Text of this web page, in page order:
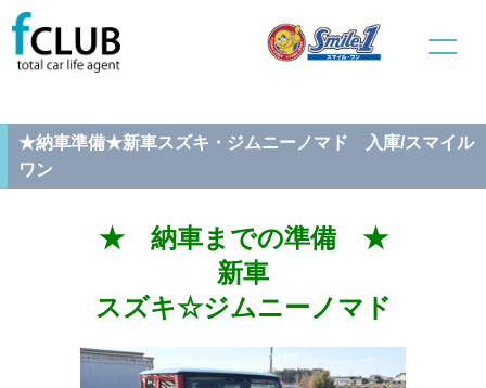
ホーム
★納車準備★新車スズキ・ジムニーノマド 入庫/スマイルワン
★納車準備★新車スズキ・ジムニーノマド 入庫/スマイル
ワン
★ 納車までの準備 ★
新車
スズキ☆ジムニーノマド